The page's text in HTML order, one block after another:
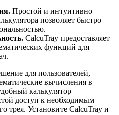
Простой и интуитивно
позволяет быстро
CalcuTray предоставляет
функций для
для пользователей,
вычисления в
калькулятор
доступ к необходимым
трея. Установите CalcuTray и